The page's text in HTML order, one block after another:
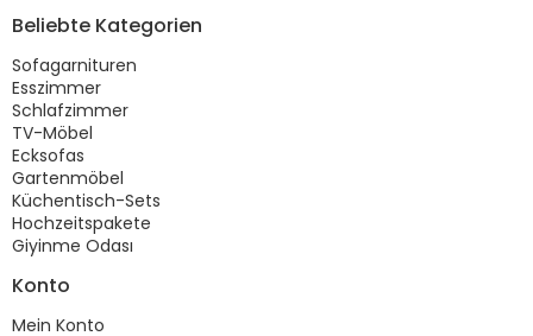
Beliebte Kategorien
Sofagarnituren
Esszimmer
Schlafzimmer
TV-Möbel
Ecksofas
Gartenmöbel
Küchentisch-Sets
Hochzeitspakete
Giyinme Odası
Konto
Mein Konto